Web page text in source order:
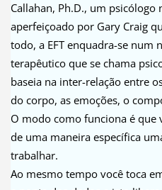
Callahan, Ph.D., um
aperfeiçoado por Gary Craig
todo, a EFT enquadra-se
terapêutico que se chama
baseia na inter-relação entre
do corpo, as emoções, o
O modo como funciona é que
de uma maneira específica
trabalhar.
Ao mesmo tempo você toca